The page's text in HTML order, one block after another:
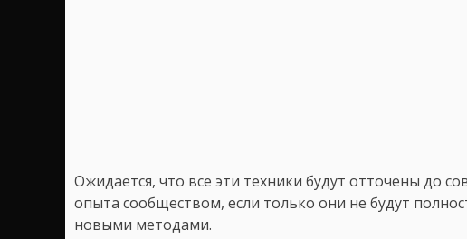
Ожидается, что все эти техники будут отточены до
опыта сообществом, если только они не будут
новыми методами.